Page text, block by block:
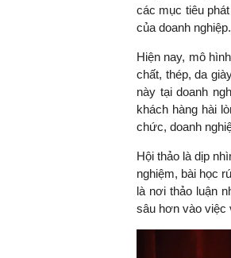
các mục tiêu
của doanh nghiệp.
Hiện nay, mô
chất, thép, da
này tại doanh
khách hàng hài
chức, doanh
Hội thảo là dịp
nghiệm, bài học
là nơi thảo luận
sâu hơn vào việc